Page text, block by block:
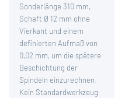
Sonderlänge 310 mm,
Schaft Ø 12 mm ohne
Vierkant und einem
definierten Aufmaß von
0,02 mm, um die spätere
Beschichtung der
Spindeln einzurechnen.
Kein Standardwerkzeug